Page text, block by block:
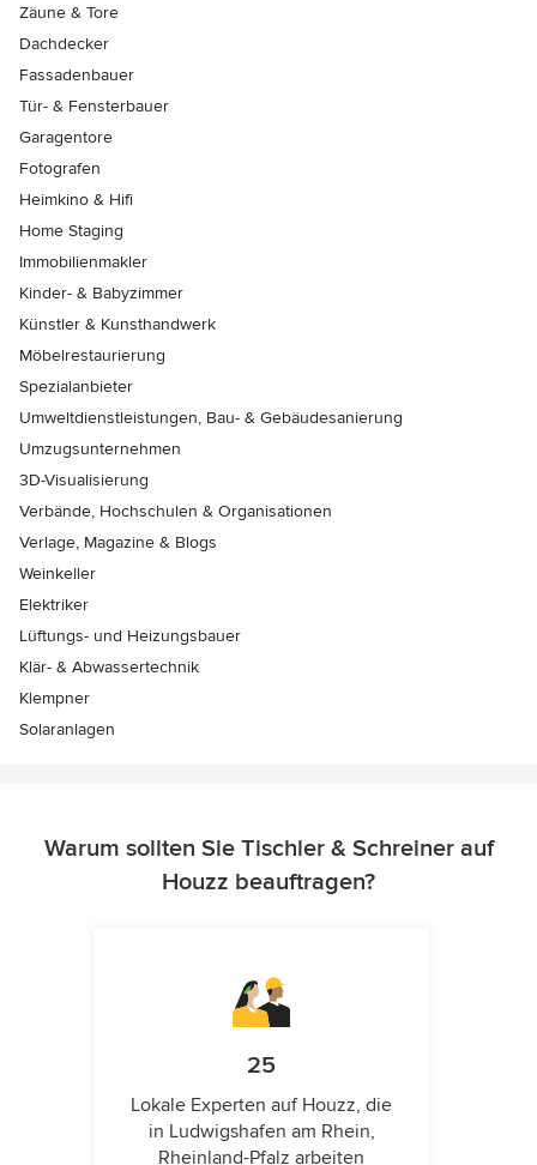
Zäune & Tore
Dachdecker
Fassadenbauer
Tür- & Fensterbauer
Garagentore
Fotografen
Heimkino & Hifi
Home Staging
Immobilienmakler
Kinder- & Babyzimmer
Künstler & Kunsthandwerk
Möbelrestaurierung
Spezialanbieter
Umweltdienstleistungen, Bau- & Gebäudesanierung
Umzugsunternehmen
3D-Visualisierung
Verbände, Hochschulen & Organisationen
Verlage, Magazine & Blogs
Weinkeller
Elektriker
Lüftungs- und Heizungsbauer
Klär- & Abwassertechnik
Klempner
Solaranlagen
Warum sollten Sie Tischler & Schreiner auf
Houzz beauftragen?
25
Lokale Experten auf Houzz, die
in Ludwigshafen am Rhein,
Rheinland-Pfalz arbeiten